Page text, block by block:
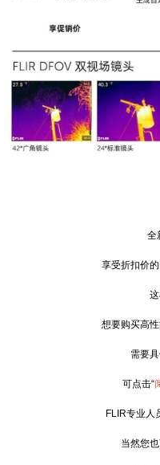
全新
享受折扣价的
这
想要购买高性
需要具
可点击“
FLIR专业人员
当然您也